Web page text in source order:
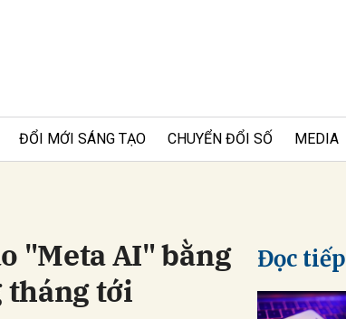
ĐỔI MỚI SÁNG TẠO CHUYỂN ĐỔI SỐ MEDIA
"Meta AI" bằng
tới
Đọc tiếp
Gửi